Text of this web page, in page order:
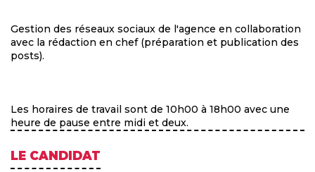
Gestion des réseaux sociaux de l'agence en collaboration
avec la rédaction en chef (préparation et publication des
posts).
Les horaires de travail sont de 10h00 à 18h00 avec une
heure de pause entre midi et deux.
LE CANDIDAT